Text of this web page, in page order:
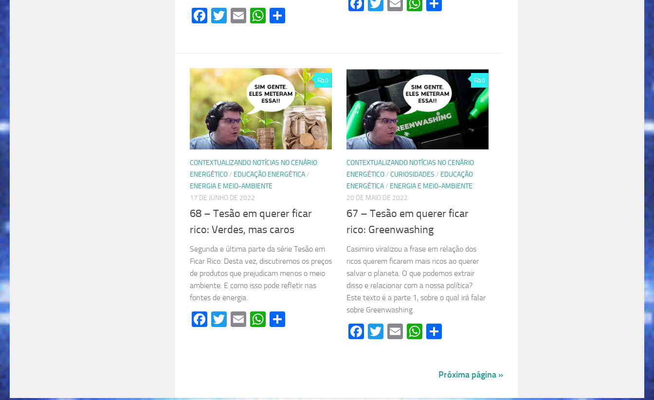
Facebook
Twitter
EmailWhatsApp
0
CONTEXTUALIZANDO NOTÍCIAS NO CENÁRIO
ENERGÉTICO/ EDUCAÇÃO ENERGÉTICA/
ENERGIA E MEIO-AMBIENTE
17 DE JUNHO DE 2022
68 – Tesão em querer ficar
rico: Verdes, mas caros
Segunda e última parte da série Tesão em
Ficar Rico. Desta vez, discutiremos os preços
de produtos que prejudicam menos o meio
ambiente. E como isso pode refletir nas
fontes de energia.
Facebook
Twitter
EmailWhatsApp
0
CONTEXTUALIZANDO NOTÍCIAS NO CENÁRIO
ENERGÉTICO/ CURIOSIDADES / EDUCAÇÃO
ENERGÉTICA/ ENERGIA E MEIO-AMBIENTE
20 DE MAIO DE 2022
67 – Tesão em querer ficar
rico: Greenwashing
Casimiro viralizou a frase em relação dos
ricos querem ficarem mais ricos ao querer
salvar o planeta. O que podemos extrair
disso e relacionar com a nossa política?
Este texto é a parte 1, sobre o qual irá falar
sobre Greenwashing.
Facebook
Twitter
EmailWhatsApp
Próxima página »